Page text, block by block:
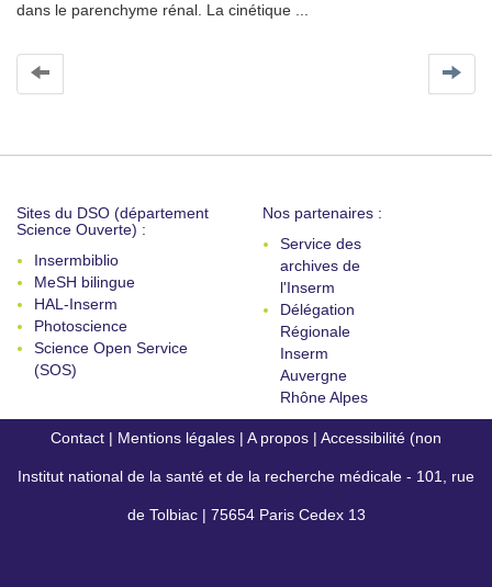
dans le parenchyme rénal. La cinétique ...
Sites du DSO (département
Science Ouverte) :
Insermbiblio
MeSH bilingue
HAL-Inserm
Photoscience
Science Open Service
(SOS)
Nos partenaires :
Service des
archives de
l'Inserm
Délégation
Régionale
Inserm
Auvergne
Rhône Alpes
Contact | Mentions légales | A propos | Accessibilité (non
conforme)
Institut national de la santé et de la recherche médicale - 101, rue
de Tolbiac | 75654 Paris Cedex 13